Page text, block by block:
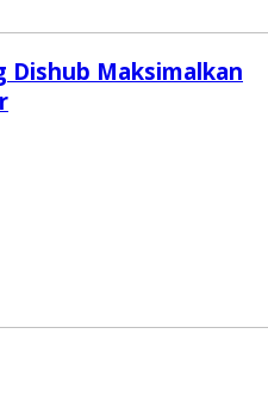
Dishub Maksimalkan